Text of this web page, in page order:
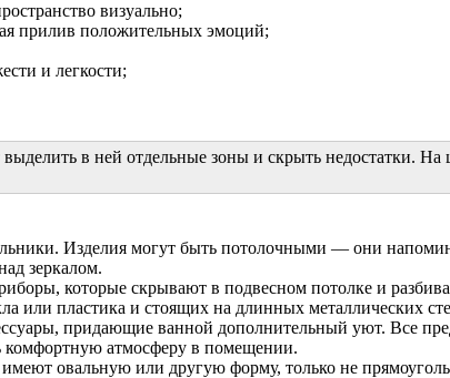
визуально;
прилив положительных эмоций;
и легкости;
в ней отдельные зоны и скрыть недостатки. На
Изделия могут быть потолочными — они
зеркалом.
которые скрывают в подвесном потолке и
или пластика и стоящих на длинных металлических
придающие ванной дополнительный уют. Все
комфортную атмосферу в помещении.
овальную или другую форму, только не